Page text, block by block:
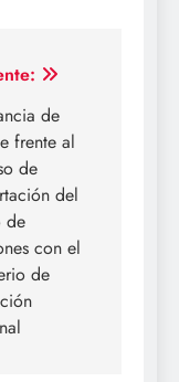
de
frente al
de
del
de
con el
de